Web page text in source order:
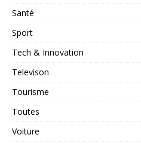
Santé
Sport
Tech & Innovation
Televison
Tourisme
Toutes
Voiture